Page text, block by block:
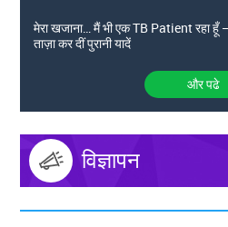
मेरा खजाना… मैं भी एक TB Patient रहा
ताज़ा कर दीं पुरानी यादें
और पढे
विज्ञापन